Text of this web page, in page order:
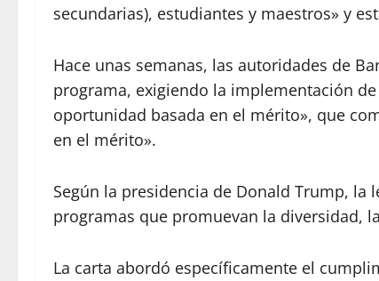
secundarias), estudiantes y maestros» y
Hace unas semanas, las autoridades de
programa, exigiendo la implementación
oportunidad basada en el mérito», que
en el mérito».
Según la presidencia de Donald Trump,
programas que promuevan la diversidad,
La carta abordó específicamente el